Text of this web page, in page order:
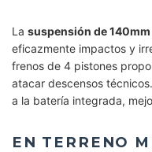
La suspensión de
eficazmente impactos y
frenos de 4 pistones
atacar descensos
a la batería integrada,
EN TERRENO